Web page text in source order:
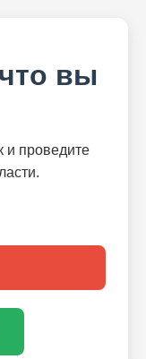
вы
и проведите